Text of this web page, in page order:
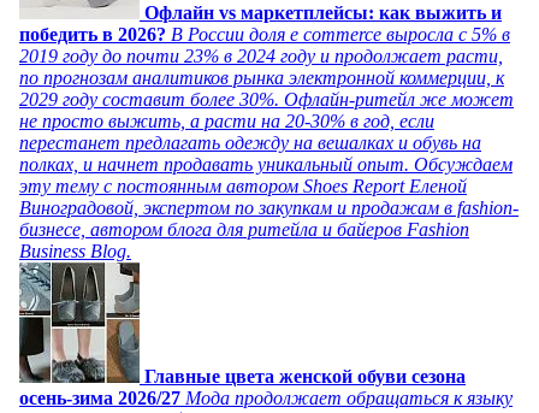
Офлайн vs маркетплейсы: как выжить и
победить в 2026? В России доля e commerce выросла с 5% в
2019 году до почти 23% в 2024 году и продолжает расти,
по прогнозам аналитиков рынка электронной коммерции, к
2029 году составит более 30%. Офлайн-ритейл же может
не просто выжить, а расти на 20-30% в год, если
перестанет предлагать одежду на вешалках и обувь на
полках, и начнет продавать уникальный опыт. Обсуждаем
эту тему с постоянным автором Shoes Report Еленой
Виноградовой, экспертом по закупкам и продажам в fashion-
бизнесе, автором блога для ритейла и байеров Fashion
Business Blog.
Главные цвета женской обуви сезона
осень-зима 2026/27 Мода продолжает обращаться к языку